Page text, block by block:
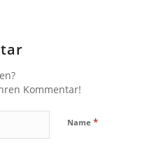
Kommentar!
Name*